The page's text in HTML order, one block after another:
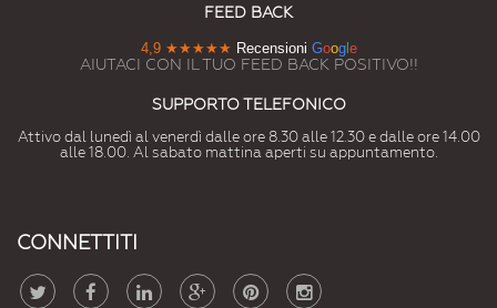
FEED BACK
4,9 ★★★★★ Recensioni Googl e
AIUTACI CON IL TUO FEED BACK POSITIVO!!
SUPPORTO TELEFONICO
Attivo dal lunedì al venerdì dalle ore 8.30 alle 12.30 e dalle ore 14.00
alle 18.00. Al sabato mattina aperti su appuntamento.
CONNETTITI